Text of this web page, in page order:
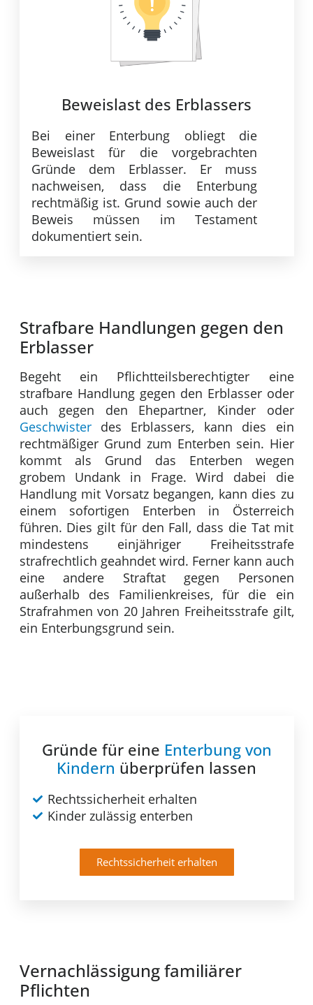
Beweislast des Erblassers
Bei einer Enterbung obliegt die
Beweislast für die vorgebrachten
Gründe dem Erblasser. Er muss
nachweisen, dass die Enterbung
rechtmäßig ist. Grund sowie auch der
Beweis müssen im Testament
dokumentiert sein.
Strafbare Handlungen gegen den
Erblasser
Begeht ein Pflichtteilsberechtigter eine
strafbare Handlung gegen den Erblasser oder
auch gegen den Ehepartner, Kinder oder
Geschwisterdes Erblassers, kann dies ein
rechtmäßiger Grund zum Enterben sein. Hier
kommt als Grund das Enterben wegen
grobem Undank in Frage. Wird dabei die
Handlung mit Vorsatz begangen, kann dies zu
einem sofortigen Enterben in Österreich
führen. Dies gilt für den Fall, dass die Tat mit
mindestens einjähriger Freiheitsstrafe
strafrechtlich geahndet wird. Ferner kann auch
eine andere Straftat gegen Personen
außerhalb des Familienkreises, für die ein
Strafrahmen von 20 Jahren Freiheitsstrafe gilt,
ein Enterbungsgrund sein.
Gründe für eine Enterbung von
Kindern überprüfen lassen
Rechtssicherheit erhalten
Kinder zulässig enterben
Rechtssicherheit erhalten
Vernachlässigung familiärer
Pflichten